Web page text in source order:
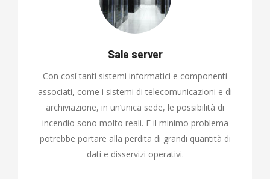
Sale server
Con così tanti sistemi informatici e componenti
associati, come i sistemi di telecomunicazioni e di
archiviazione, in un’unica sede, le possibilità di
incendio sono molto reali. E il minimo problema
potrebbe portare alla perdita di grandi quantità di
dati e disservizi operativi.